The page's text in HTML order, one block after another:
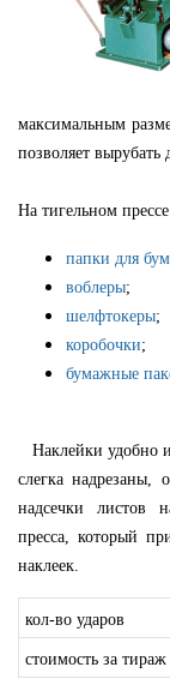
максимальным
позволяет вырубать
На тигельном
папки для
воблеры;
шелфтокеры;
коробочки;
бумажные
Наклейки удобно
слегка надрезаны,
надсечки листов
пресса, который
наклеек.
кол-во ударов
стоимость за тираж